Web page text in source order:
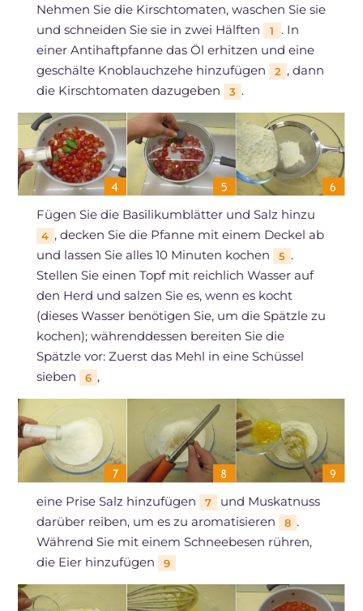
Nehmen Sie die Kirschtomaten, waschen Sie sie
und schneiden Sie sie in zwei Hälften
1
. In
einer Antihaftpfanne das Öl erhitzen und eine
geschälte Knoblauchzehe hinzufügen
2 , dann
die Kirschtomaten dazugeben
3 .
Fügen Sie die Basilikumblätter und Salz hinzu
4 , decken Sie die Pfanne mit einem Deckel ab
und lassen Sie alles 10 Minuten kochen
5 .
Stellen Sie einen Topf mit reichlich Wasser auf
den Herd und salzen Sie es, wenn es kocht
(dieses Wasser benötigen Sie, um die Spätzle zu
kochen); währenddessen bereiten Sie die
Spätzle vor: Zuerst das Mehl in eine Schüssel
sieben
6 ,
eine Prise Salz hinzufügen 7
und Muskatnuss
darüber reiben, um es zu aromatisieren
8 .
Während Sie mit einem Schneebesen rühren,
die Eier hinzufügen
9